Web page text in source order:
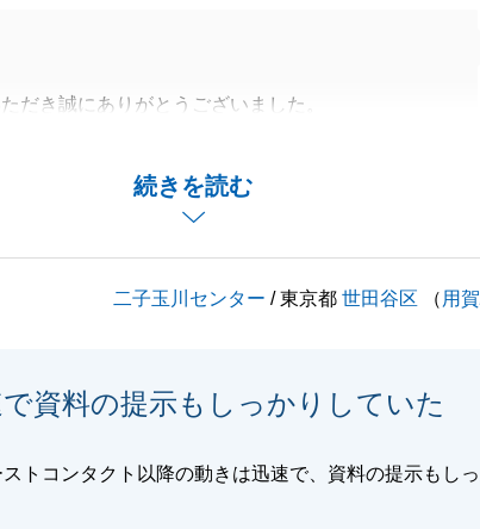
続きを読む
だき誠にありがとうございました。
二子玉川センター / 東京都世田谷区 （ 用
資料の提示もしっかりしていた
ストコンタクト以降の動きは迅速で、資料の提示もし